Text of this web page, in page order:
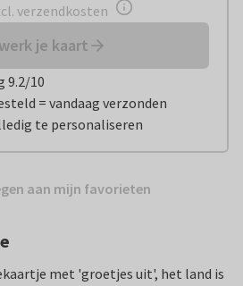
verzendkosten
je kaart
9.2/10
= vandaag verzonden
te personaliseren
aan mijn favorieten
met 'groetjes uit', het land is